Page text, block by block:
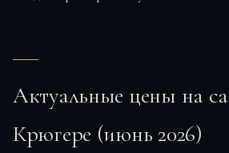
Актуальные цены на
Крюгере (июнь 2026)